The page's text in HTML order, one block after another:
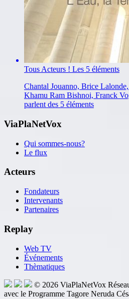
Tous Acteurs ! Les 5 éléments
Chantal Jouanno, Brice
Khamu Ram Bishnoi, Franck
parlent des 5 éléments
ViaPlaNetVox
Qui sommes-nous?
Le flux
Acteurs
Fondateurs
Intervenants
Partenaires
Replay
Web TV
Événements
Thèmatiques
© 2026 ViaPlaNetVox
avec le Programme Tagore Neruda